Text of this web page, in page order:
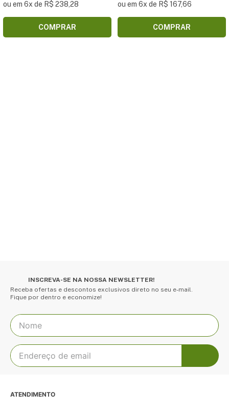
ou em 6x de R$ 238,28
COMPRAR
ou em 6x de R$ 167,66
COMPRAR
INSCREVA-SE NA NOSSA NEWSLETTER!
Receba ofertas e descontos exclusivos direto no seu e-mail.
Fique por dentro e economize!
ATENDIMENTO